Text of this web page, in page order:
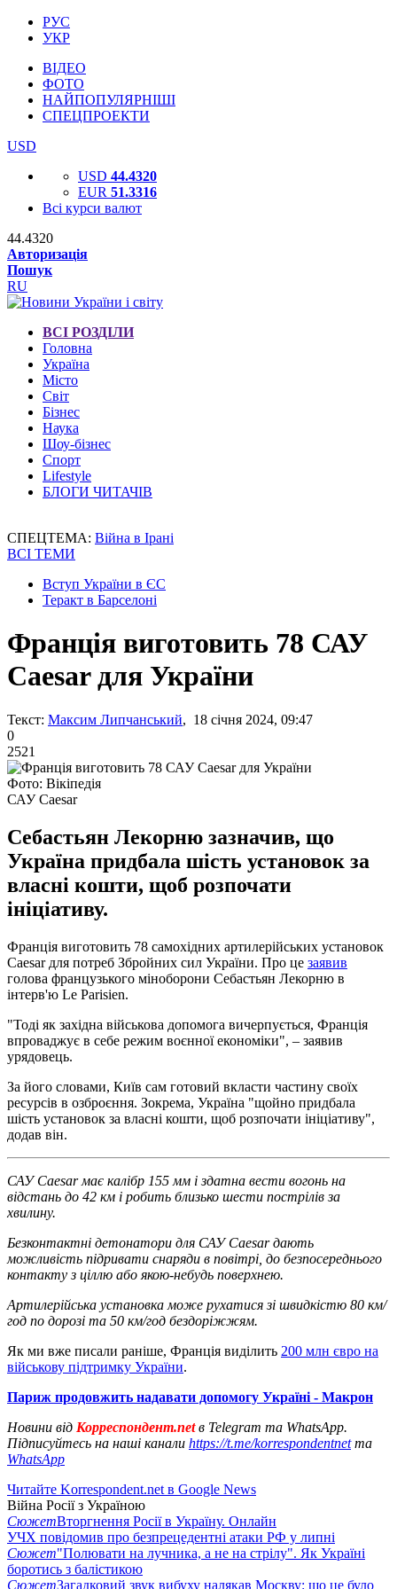
РУС
УКР
ВІДЕО
ФОТО
НАЙПОПУЛЯРНІШІ
СПЕЦПРОЕКТИ
USD
USD 44.4320
EUR 51.3316
Всі курси валют
44.4320
Авторизація
Пошук
RU
ВСІ РОЗДІЛИ
Головна
Україна
Місто
Світ
Бізнес
Наука
Шоу-бізнес
Спорт
Lifestyle
БЛОГИ ЧИТАЧІВ
СПЕЦТЕМА: Війна в Ірані
ВСІ ТЕМИ
Вступ України в ЄС
Теракт в Барселоні
Франція виготовить 78 САУ
Caesar для України
Текст: Максим Липчанський, 18 січня 2024, 09:47
0
2521
Фото: Вікіпедія
САУ Caesar
Себастьян Лекорню зазначив, що
Україна придбала шість установок за
власні кошти, щоб розпочати
ініціативу.
Франція виготовить 78 самохідних артилерійських установок
Caesar для потреб Збройних сил України. Про це заявив
голова французького міноборони Себастьян Лекорню в
інтерв'ю Le Parisien.
"Тоді як західна військова допомога вичерпується, Франція
впроваджує в себе режим воєнної економіки", – заявив
урядовець.
За його словами, Київ сам готовий вкласти частину своїх
ресурсів в озброєння. Зокрема, Україна "щойно придбала
шість установок за власні кошти, щоб розпочати ініціативу",
додав він.
САУ Caesar має калібр 155 мм і здатна вести вогонь на
відстань до 42 км і робить близько шести пострілів за
хвилину.
Безконтактні детонатори для САУ Caesar дають
можливість підривати снаряди в повітрі, до безпосереднього
контакту з ціллю або якою-небудь поверхнею.
Артилерійська установка може рухатися зі швидкістю 80 км/
год по дорозі та 50 км/год бездоріжжям.
Як ми вже писали раніше, Франція виділить 200 млн євро на
військову підтримку України.
Париж продовжить надавати допомогу Україні - Макрон
Новини від Корреспондент.netв Telegram та WhatsApp.
Підписуйтесь на наші канали https://t.me/korrespondentnetта
WhatsApp
Читайте Korrespondent.net в Google News
Війна Росії з Україною
СюжетВторгнення Росії в Україну. Онлайн
УЧХ повідомив про безпрецедентні атаки РФ у липні
Сюжет"Полювати на лучника, а не на стрілу". Як Україні
боротись з балістикою
СюжетЗагадковий звук вибуху налякав Москву: що це було